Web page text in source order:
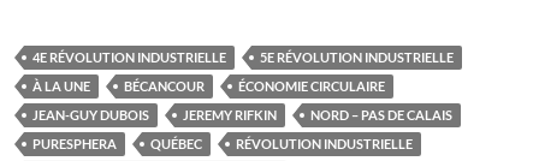
4E RÉVOLUTION INDUSTRIELLE
5E RÉVOLUTION INDUSTRIELLE
À LA UNE
BÉCANCOUR
ÉCONOMIE CIRCULAIRE
JEAN-GUY DUBOIS
JEREMY RIFKIN
NORD – PAS DE CALAIS
PURESPHERA
QUÉBEC
RÉVOLUTION INDUSTRIELLE